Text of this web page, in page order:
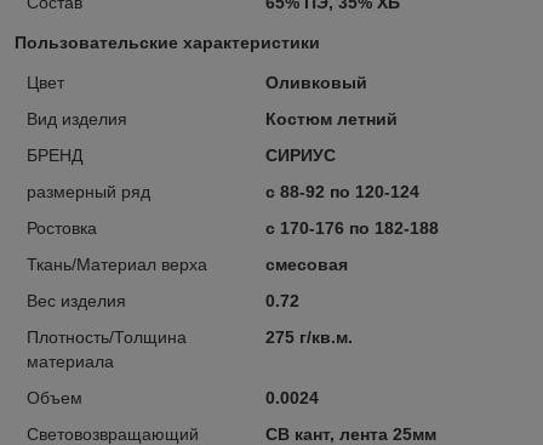
Пользовательские характеристики
Цвет
Оливковый
Вид изделия
Костюм летний
БРЕНД
СИРИУС
размерный ряд
с 88-92 по 120-124
Ростовка
с 170-176 по 182-188
Ткань/Материал верха
смесовая
Вес изделия
0.72
Плотность/Толщина
материала
275 г/кв.м.
Объем
0.0024
Световозвращающий
СВ кант, лента 25мм